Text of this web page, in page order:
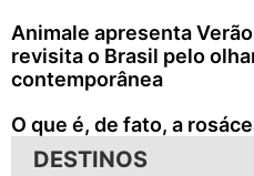
Animale apresenta
revisita o Brasil pelo
contemporânea
O que é, de fato, a
DESTINOS